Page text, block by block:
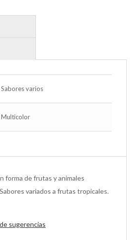
Sabores varios
Multicolor
forma de frutas y animales
variados a frutas tropicales.
sugerencias